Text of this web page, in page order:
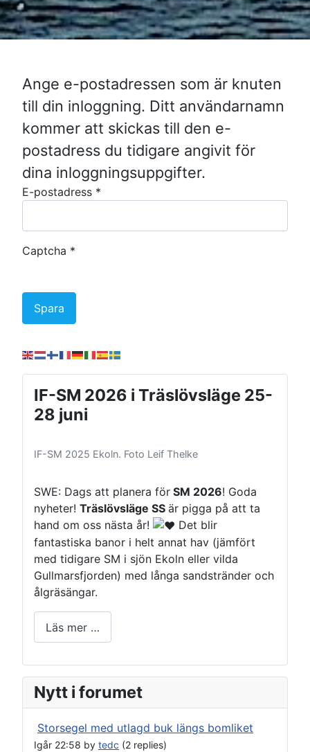
Ange e-postadressen som är knuten
till din inloggning. Ditt användarnamn
kommer att skickas till den e-
postadress du tidigare angivit för
dina inloggningsuppgifter.
E-postadress *
Captcha *
Spara
IF-SM 2026 i Träslövsläge 25-
28 juni
IF-SM 2025 Ekoln. Foto Leif Thelke
SWE: Dags att planera för SM 2026! Goda
nyheter! Träslövsläge SS är pigga på att ta
hand om oss nästa år!
Det blir
fantastiska banor i helt annat hav (jämfört
med tidigare SM i sjön Ekoln eller vilda
Gullmarsfjorden) med långa sandstränder och
ålgräsängar.
Läs mer …
Nytt i forumet
Storsegel med utlagd buk längs bomliket
Igår 22:58 by tedc (2 replies)